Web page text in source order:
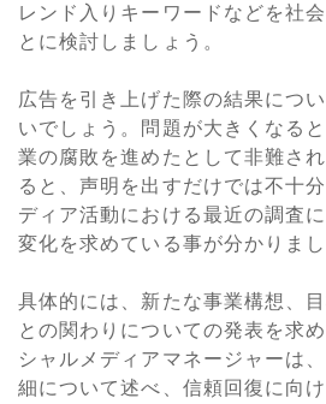
レンド入りキーワードなどを社
とに検討しましょう。
広告を引き上げた際の結果につ
いでしょう。問題が大きくなる
業の腐敗を進めたとして非難さ
ると、声明を出すだけでは不十
ディア活動における最近の調査
変化を求めている事が分かりまし
具体的には、新たな事業構想、
との関わりについての発表を求
シャルメディアマネージャーは
細について述べ、信頼回復に向